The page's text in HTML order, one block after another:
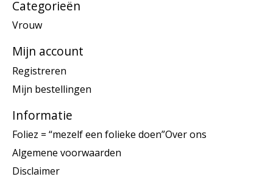
Categorieën
Vrouw
Mijn account
Registreren
Mijn bestellingen
Informatie
Foliez = “mezelf een folieke doen”Over ons
Algemene voorwaarden
Disclaimer